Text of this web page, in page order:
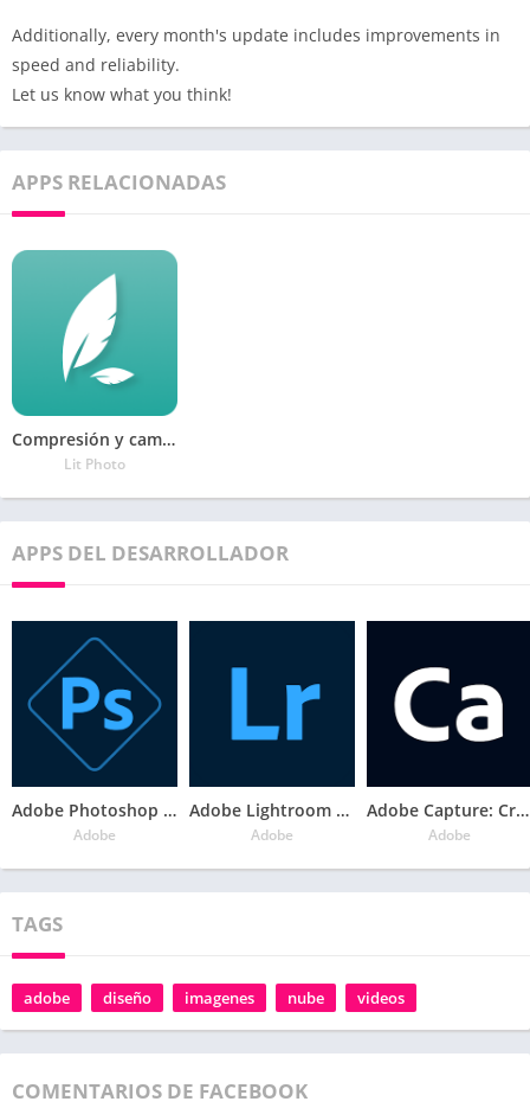
Additionally, every month's update includes improvements in
speed and reliability.
Let us know what you think!
APPS RELACIONADAS
Compresión y cambio de tamaño de fotos
Lit Photo
APPS DEL DESARROLLADOR
Adobe Photoshop Express: fotos y collages
Adobe
Adobe Lightroom – Editor de fotos
Adobe
Adobe Capture: Creador de vectores y motivos
Adobe
TAGS
adobe diseño imagenes nube videos
COMENTARIOS DE FACEBOOK